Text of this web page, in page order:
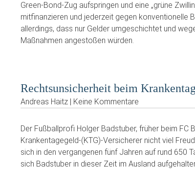
Green-Bond-Zug aufspringen und eine „grüne
mitfinanzieren und jederzeit gegen konventionelle
allerdings, dass nur Gelder umgeschichtet und
Maßnahmen angestoßen würden.
Rechtsunsicherheit beim
Andreas Haitz | Keine Kommentare
Der Fußballprofi Holger Badstuber, früher beim
Krankentagegeld-(KTG)-Versicherer nicht viel
sich in den vergangenen fünf Jahren auf rund 650
sich Badstuber in dieser Zeit im Ausland